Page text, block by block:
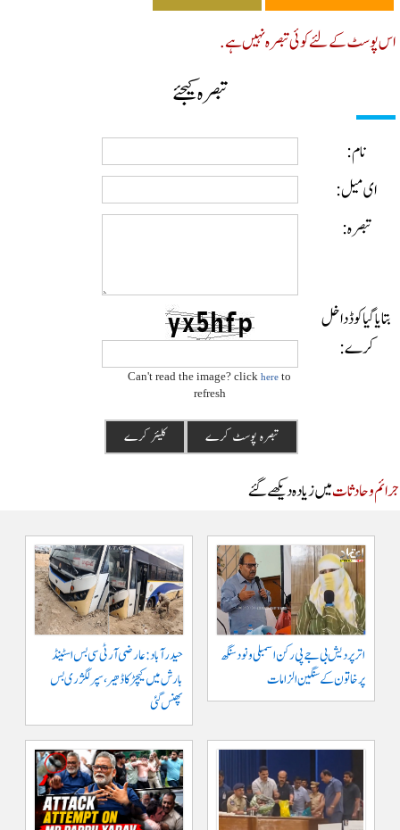
کے لئے کوئی تبصرہ نہیں ہے.
تبصرہ کیجئے
نام:
ای میل:
تبصرہ:
گیا کوڈ داخل
کرے:
Can't read the image? clickhere
refresh
و حادثاتمیں زیادہ دیکھے گئے
اتر پردیش بی جے پی رکن اسمبلی ونود سنگھ
پر خاتون کے سنگین الزامات
حیدرآباد: عارضی آر ٹی سی بس اسٹینڈ
بارش میں کیچڑ کا ڈھیر، سپر لگژری بس
پھنس گئی